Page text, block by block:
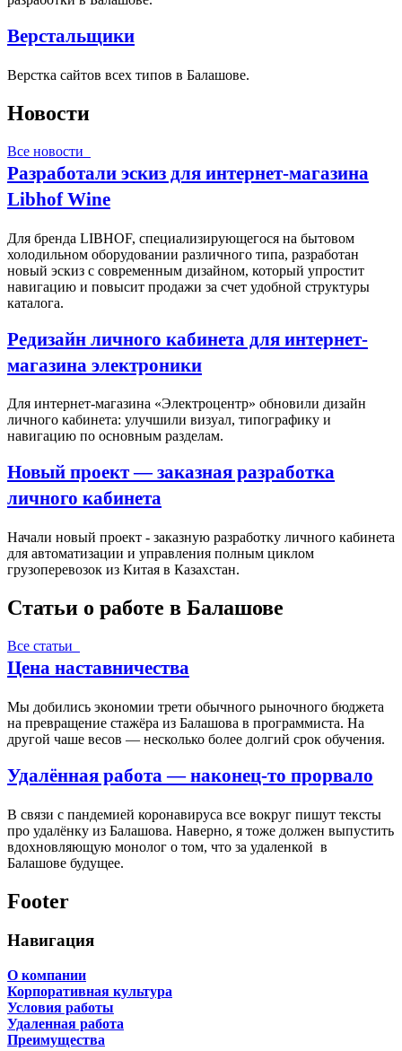
Верстальщики
Верстка сайтов всех типов в Балашове.
Новости
Все новости
Разработали эскиз для интернет-магазина
Libhof Wine
Для бренда LIBHOF, специализирующегося на бытовом
холодильном оборудовании различного типа, разработан
новый эскиз с современным дизайном, который упростит
навигацию и повысит продажи за счет удобной структуры
каталога.
Редизайн личного кабинета для интернет-
магазина электроники
Для интернет-магазина «Электроцентр» обновили дизайн
личного кабинета: улучшили визуал, типографику и
навигацию по основным разделам.
Новый проект — заказная разработка
личного кабинета
Начали новый проект - заказную разработку личного кабинета
для автоматизации и управления полным циклом
грузоперевозок из Китая в Казахстан.
Статьи о работе в Балашове
Все статьи
Цена наставничества
Мы добились экономии трети обычного рыночного бюджета
на превращение стажёра из Балашова в программиста. На
другой чаше весов — несколько более долгий срок обучения.
Удалённая работа — наконец-то прорвало
В связи с пандемией коронавируса все вокруг пишут тексты
про удалёнку из Балашова. Наверно, я тоже должен выпустить
вдохновляющую монолог о том, что за удаленкой в
Балашове будущее.
Footer
Навигация
О компании
Корпоративная культура
Условия работы
Удаленная работа
Преимущества